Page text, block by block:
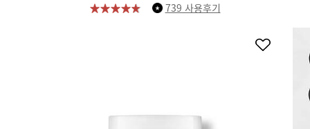
739 사용후기